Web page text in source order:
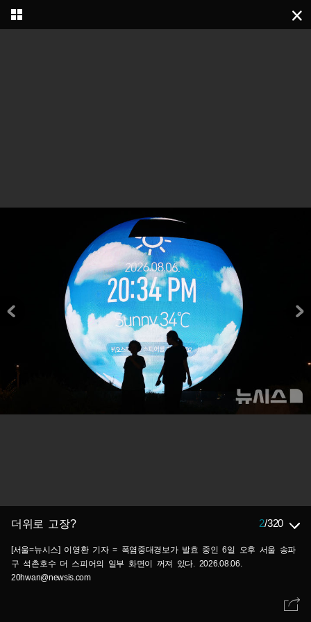
더위로 고장? 2/320
[서울=뉴시스] 이영환 기자 = 폭염중대경보가 발효 중인 6일 오후 서울 송파
구 석촌호수 더 스피어의 일부 화면이 꺼져 있다. 2026.08.06.
20hwan@newsis.com